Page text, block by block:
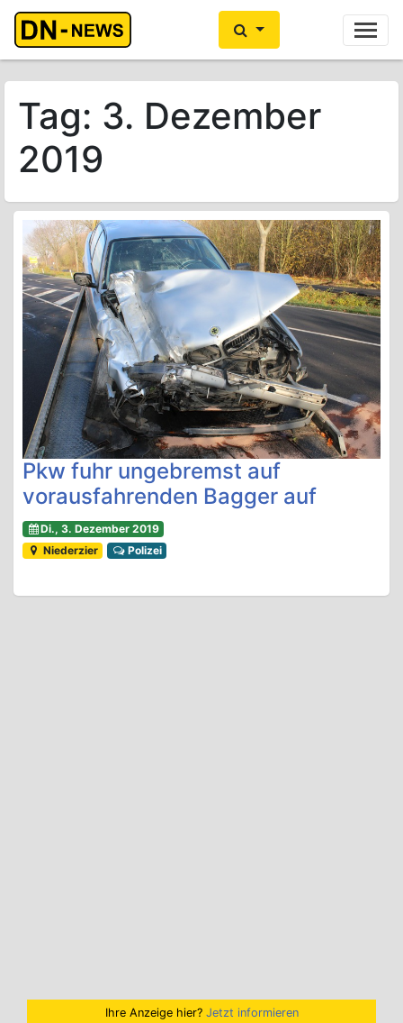
Ihre Anzeige hier? Jetzt informieren
Tag: 3. Dezember
2019
Pkw fuhr ungebremst auf
vorausfahrenden Bagger auf
Di., 3. Dezember 2019
Niederzier
Polizei
Ihre Anzeige hier? Jetzt informieren